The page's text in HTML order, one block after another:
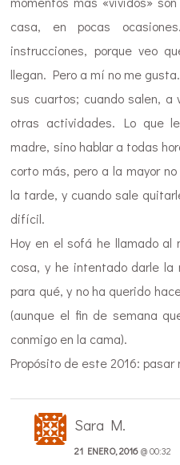
casa, en pocas
instrucciones, porque veo
llegan. Pero a mí no me
sus cuartos; cuando salen,
otras actividades. Lo que
madre, sino hablar a todas
corto más, pero a la mayor
la tarde, y cuando sale
difícil.
Hoy en el sofá he llamado al
cosa, y he intentado darle
para qué, y no ha querido
(aunque el fin de semana
conmigo en la cama).
Propósito de este 2016:
Sara M.
21 ENERO, 2016@ 00:32